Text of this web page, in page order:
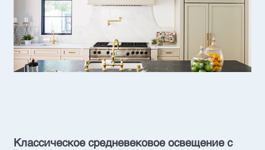
Классическое средневековое освещение с